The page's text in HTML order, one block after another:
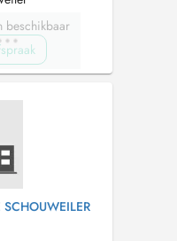
beschikbaar